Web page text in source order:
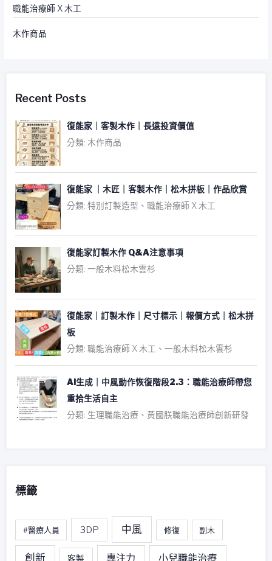
職能治療師 X 木工
木作商品
Recent Posts
復能家｜客製木作｜長遠投資價值
分類: 木作商品
復能家 ｜木匠｜客製木作｜松木拼板｜作品欣賞
分類: 特別訂製造型、職能治療師 X 木工
復能家訂製木作 Q&A注意事項
分類: 一般木料松木雲杉
復能家｜訂製木作｜尺寸標示｜報價方式｜松木拼
板
分類: 職能治療師 X 木工、一般木料松木雲杉
AI生成｜中風動作恢復階段2.3：職能治療師帶您
重拾生活自主
分類: 生理職能治療、黃國朕職能治療師創新研發
標籤
#醫療人員 3DP 中風 修復 副木
創新 客製 專注力 小兒職能治療